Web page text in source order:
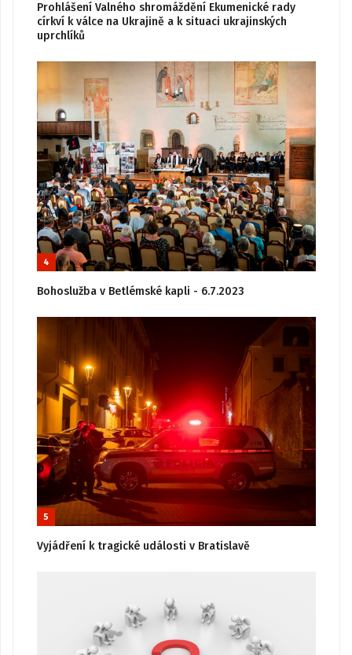
Prohlášení Valného shromáždění Ekumenické rady
církví k válce na Ukrajině a k situaci ukrajinských
uprchlíků
4
Bohoslužba v Betlémské kapli - 6.7.2023
5
Vyjádření k tragické události v Bratislavě